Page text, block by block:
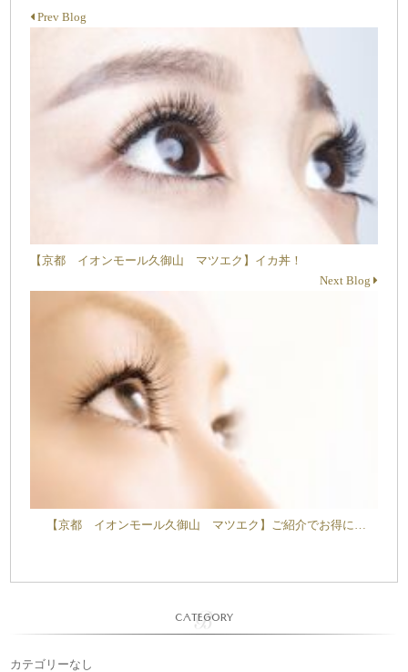
Prev Blog
【京都 イオンモール久御山 マツエク】イカ丼！
Next Blog
【京都 イオンモール久御山 マツエク】ご紹介でお得に…
CATEGORY
カテゴリーなし